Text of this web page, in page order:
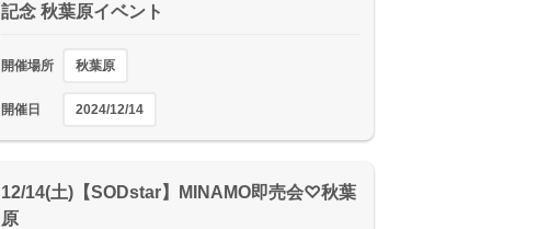
記念 秋葉原イベント
開催場所 秋葉原
開催日 2024/12/14
12/14(土)【SODstar】MINAMO即売会♡秋葉
原